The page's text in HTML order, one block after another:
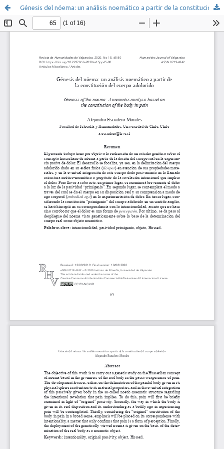
Génesis del nóema: un análisis noemático a partir de la constitución del cuerpo adolorido